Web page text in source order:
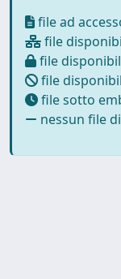
file ad
file
file
file
file sotto
nessun file